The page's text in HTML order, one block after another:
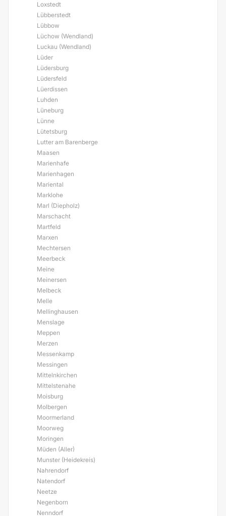
Loxstedt
Lübberstedt
Lübbow
Lüchow (Wendland)
Luckau (Wendland)
Lüder
Lüdersburg
Lüdersfeld
Lüerdissen
Luhden
Lüneburg
Lünne
Lütetsburg
Lutter am Barenberge
Maasen
Marienhafe
Marienhagen
Mariental
Marklohe
Marl (Diepholz)
Marschacht
Martfeld
Marxen
Mechtersen
Meerbeck
Meine
Meinersen
Melbeck
Melle
Mellinghausen
Menslage
Meppen
Merzen
Messenkamp
Messingen
Mittelnkirchen
Mittelstenahe
Moisburg
Molbergen
Moormerland
Moorweg
Moringen
Müden (Aller)
Munster (Heidekreis)
Nahrendorf
Natendorf
Neetze
Negenborn
Nenndorf